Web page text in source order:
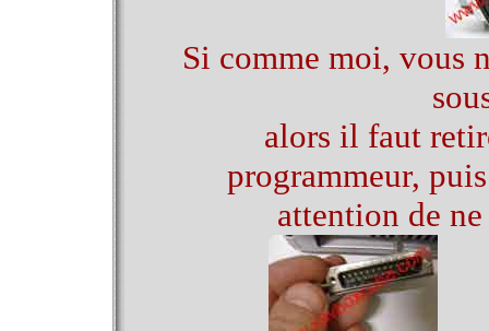
Si comme moi, vous
alors il faut
programmeur,
attention de